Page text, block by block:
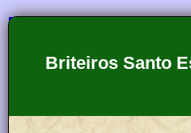
Briteiros Santo